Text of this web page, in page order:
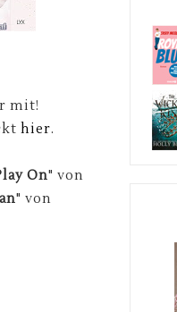
mit!
hier.
On" von
" von